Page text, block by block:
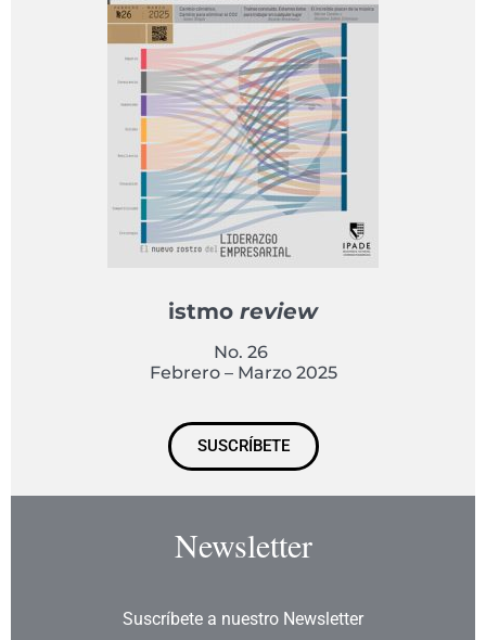
istmo review
No. 26
Febrero – Marzo 2025
SUSCRÍBETE
Newsletter
Suscríbete a nuestro Newsletter